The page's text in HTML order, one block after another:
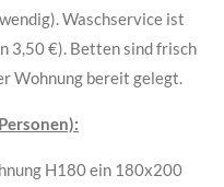
Waschservice ist
3,50 €). Betten sind frisch
Wohnung bereit gelegt.
H180 ein 180x200